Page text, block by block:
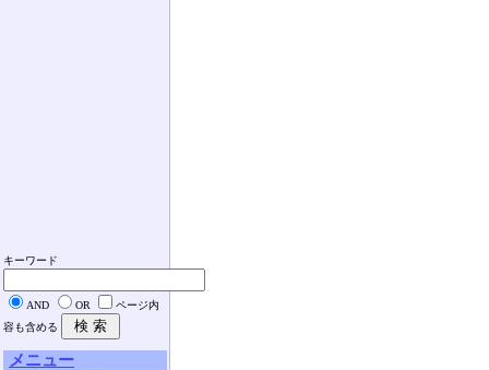
キーワード
AND OR
ページ内
容も含める
メニュー